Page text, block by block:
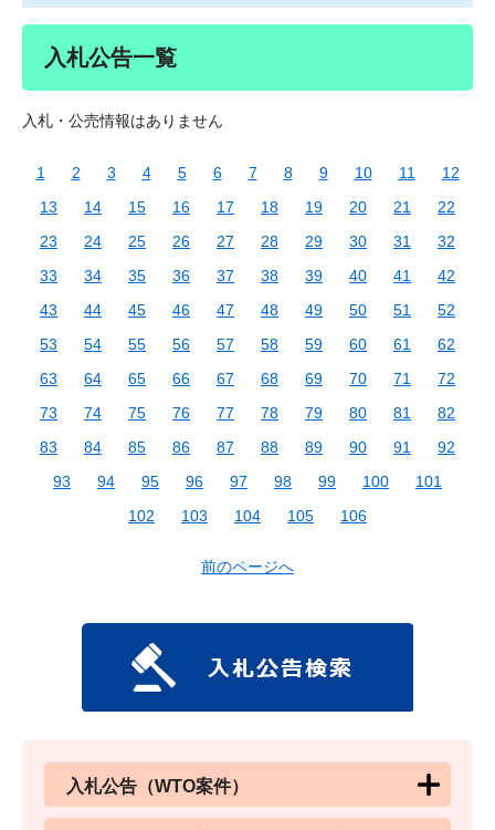
入札公告一覧
入札・公売情報はありません
1 2 3 4 5 6 7 8 9 10 11
12
13
14 15 16 17 18 19 20 21
22
23
24 25 26 27 28 29 30 31
32
33
34 35 36 37 38 39 40 41
42
43
44 45 46 47 48 49 50 51
52
53
54 55 56 57 58 59 60 61
62
63
64 65 66 67 68 69 70 71
72
73
74 75 76 77 78 79 80 81
82
83
84 85 86 87 88 89 90 91
92
93
94 95 96 97 98 99 100
101
102
103 104 105 106
前のページへ
入札公告（WTO案件）